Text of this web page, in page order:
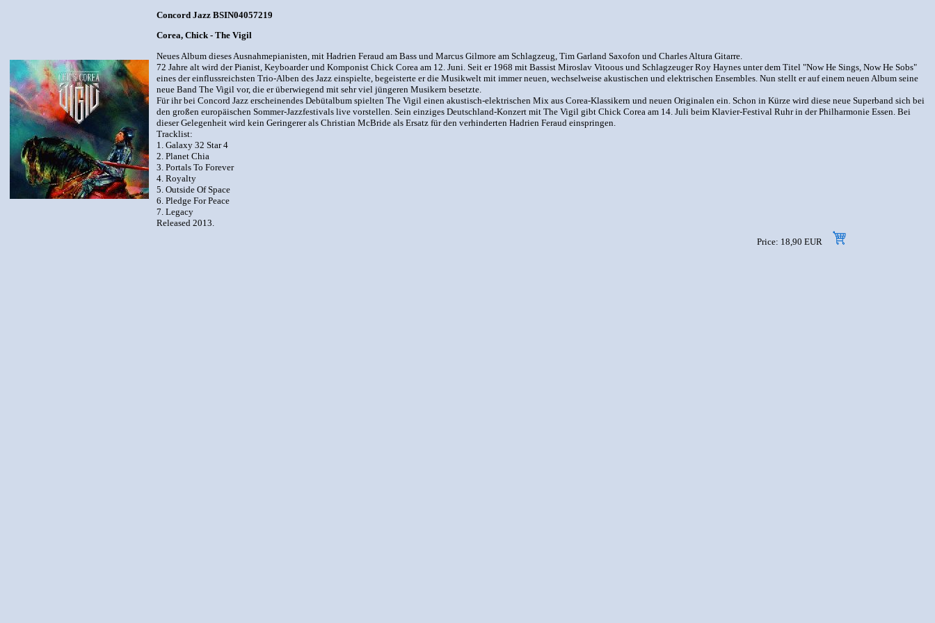
Concord Jazz BSIN04057219
Corea, Chick - The Vigil
Neues Album dieses Ausnahmepianisten, mit Hadrien Feraud am Bass und Marcus Gilmore am Schlagzeug, Tim Garland Saxofon und Charles Altura Gitarre.
72 Jahre alt wird der Pianist, Keyboarder und Komponist Chick Corea am 12. Juni. Seit er 1968 mit Bassist Miroslav Vitoous und Schlagzeuger Roy Haynes unter dem Titel "Now He Sings, Now He Sobs"
eines der einflussreichsten Trio-Alben des Jazz einspielte, begeisterte er die Musikwelt mit immer neuen, wechselweise akustischen und elektrischen Ensembles. Nun stellt er auf einem neuen Album seine
neue Band The Vigil vor, die er überwiegend mit sehr viel jüngeren Musikern besetzte.
Für ihr bei Concord Jazz erscheinendes Debütalbum spielten The Vigil einen akustisch-elektrischen Mix aus Corea-Klassikern und neuen Originalen ein. Schon in Kürze wird diese neue Superband sich bei
den großen europäischen Sommer-Jazzfestivals live vorstellen. Sein einziges Deutschland-Konzert mit The Vigil gibt Chick Corea am 14. Juli beim Klavier-Festival Ruhr in der Philharmonie Essen. Bei
dieser Gelegenheit wird kein Geringerer als Christian McBride als Ersatz für den verhinderten Hadrien Feraud einspringen.
Tracklist:
1. Galaxy 32 Star 4
2. Planet Chia
3. Portals To Forever
4. Royalty
5. Outside Of Space
6. Pledge For Peace
7. Legacy
Released 2013.
Price: 18,90 EUR